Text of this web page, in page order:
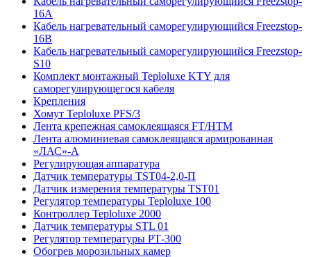
16A
Кабель нагревательный саморегулирующийся Freezstop-
16B
Кабель нагревательный саморегулирующийся Freezstop-
S10
Комплект монтажный Teploluxe KTY для
саморегулирующегося кабеля
Крепления
Хомут Teploluxe PFS/3
Лента крепежная самоклеящаяся FT/HTM
Лента алюминиевая самоклеящаяся армированная
«ЛАС»-А
Регулирующая аппаратура
Датчик температуры TST04-2,0-П
Датчик измерения температуры TST01
Регулятор температуры Teploluxe 100
Контроллер Teploluxe 2000
Датчик температуры STL 01
Регулятор температуры РТ-300
Обогрев морозильных камер